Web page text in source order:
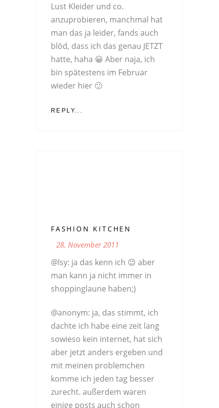
Lust Kleider und co.
anzuprobieren, manchmal hat
man das ja leider, fands auch
blöd, dass ich das genau JETZT
hatte, haha 😀 Aber naja, ich
bin spätestens im Februar
wieder hier 🙂
REPLY...
FASHION KITCHEN
28. November 2011
@Isy: ja das kenn ich 😉 aber
man kann ja nicht immer in
shoppinglaune haben;)
@anonym: ja, das stimmt, ich
dachte ich habe eine zeit lang
sowieso kein internet, hat sich
aber jetzt anders ergeben und
mit meinen problemchen
komme ich jeden tag besser
zurecht. außerdem waren
einige posts auch schon